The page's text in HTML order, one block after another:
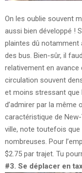
On les oublie souvent
aussi bien développé !
plaintes dû notamment
des bus. Bien-sûr, il
relativement en
circulation souvent
et moins stressant que
d’admirer par la même
caractéristique de
ville, note toutefois
nombreuses. Pour
$2.75 par trajet. Tu
#3. Se déplacer en